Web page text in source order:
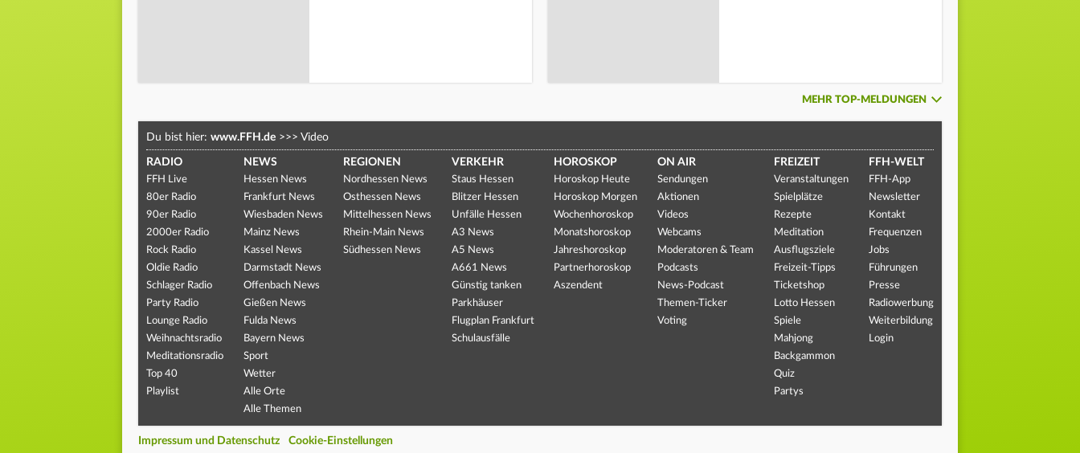
MEHR TOP-MELDUNGEN
Du bist hier: www.FFH.de >>> Video
RADIO
FFH Live
80er Radio
90er Radio
2000er Radio
Rock Radio
Oldie Radio
Schlager Radio
Party Radio
Lounge Radio
Weihnachtsradio
Meditationsradio
Top 40
Playlist
NEWS
Hessen News
Frankfurt News
Wiesbaden News
Mainz News
Kassel News
Darmstadt News
Offenbach News
Gießen News
Fulda News
Bayern News
Sport
Wetter
Alle Orte
Alle Themen
REGIONEN
Nordhessen News
Osthessen News
Mittelhessen News
Rhein-Main News
Südhessen News
VERKEHR
Staus Hessen
Blitzer Hessen
Unfälle Hessen
A3 News
A5 News
A661 News
Günstig tanken
Parkhäuser
Flugplan Frankfurt
Schulausfälle
HOROSKOP
Horoskop Heute
Horoskop Morgen
Wochenhoroskop
Monatshoroskop
Jahreshoroskop
Partnerhoroskop
Aszendent
ON AIR
Sendungen
Aktionen
Videos
Webcams
Moderatoren & Team
Podcasts
News-Podcast
Themen-Ticker
Voting
FREIZEIT
Veranstaltungen
Spielplätze
Rezepte
Meditation
Ausflugsziele
Freizeit-Tipps
Ticketshop
Lotto Hessen
Spiele
Mahjong
Backgammon
Quiz
Partys
FFH-WELT
FFH-App
Newsletter
Kontakt
Frequenzen
Jobs
Führungen
Presse
Radiowerbung
Weiterbildung
Login
Impressum und Datenschutz Cookie-Einstellungen